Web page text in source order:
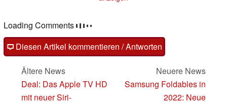
Loading Comments
Diesen Artikel kommentieren / Antworten
Ältere News
Deal: Das Apple TV HD
mit neuer Siri-
Neuere News
Samsung Foldables in
2022: Neue